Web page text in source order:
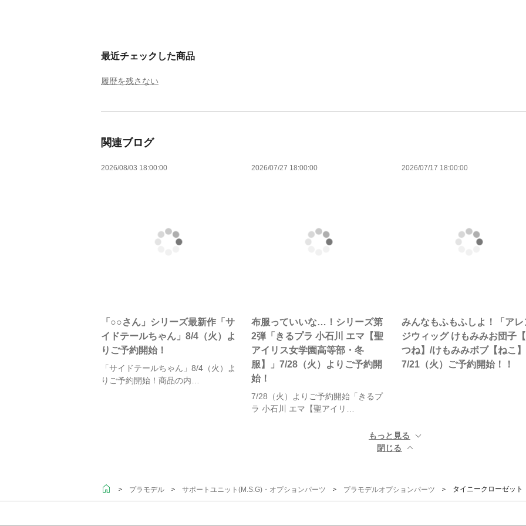
最近チェックした商品
履歴を残さない
関連ブログ
2026/08/03 18:00:00
「○○さん」シリーズ最新作「サ
イドテールちゃん」8/4（火）よ
りご予約開始！
「サイドテールちゃん」8/4（火）よ
りご予約開始！商品の内…
2026/07/27 18:00:00
布服っていいな…！シリーズ第
2弾「きるプラ 小石川 エマ【聖
アイリス女学園高等部・冬
服】」7/28（火）よりご予約開
始！
7/28（火）よりご予約開始「きるプ
ラ 小石川 エマ【聖アイリ…
2026/07/17 18:00:00
みんなもふもふしよ！「アレ
ジウィッグ けもみみお団子
つね】/けもみみボブ【ねこ】
7/21（火）ご予約開始！！
もっと見る ▼
閉じる ▲
＞ プラモデル ＞ サポートユニット(M.S.G)・オプションパーツ ＞ プラモデルオプションパーツ ＞ タイニークローゼット